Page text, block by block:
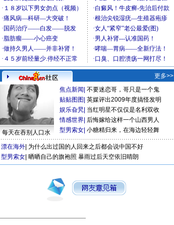
更多>>
每天在吞别人口水
焦点新闻 不要迷恋哥，哥只是一个鬼
贴贴图图 英媒评出2009年度搞怪发明
娱乐旮旯 当红明星不仅仅是名利双收
情感世界 后悔嫁给这样一个山西男人
型男索女 小糖精归来，在海边轻轻舞
漂在海外 为什么出过国的人回来之后都会说中国不好
型男索女 晒晒自己的旗袍照 暴雨过后天空依旧晴朗